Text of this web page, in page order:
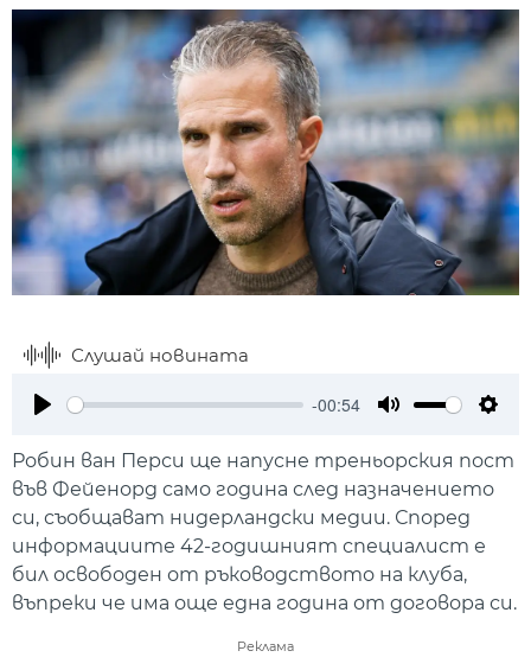
Слушай новината
-00:54
Робин ван Перси ще напусне треньорския пост
във Фейенорд само година след назначението
си, съобщават нидерландски медии. Според
информациите 42-годишният специалист е
бил освободен от ръководството на клуба,
въпреки че има още една година от договора си.
Реклама